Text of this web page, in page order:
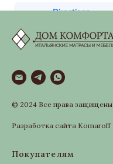
© 2024 Все права защищены
Разработка сайта Komaroff
Покупателям